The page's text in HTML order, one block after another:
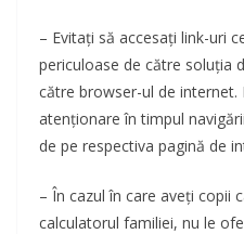
– Evitaţi să accesaţi link-uri
periculoase de către soluţia
către browser-ul de
atenţionare în timpul
de pe respectiva pagină de
– În cazul în care aveţi copii
calculatorul familiei, nu le